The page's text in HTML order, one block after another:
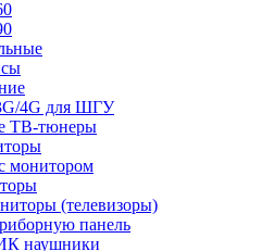
4G для ШГУ
ТВ-тюнеры
монитором
(телевизоры)
панель
наушники